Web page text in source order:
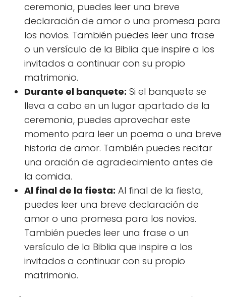
ceremonia, puedes leer una breve
declaración de amor o una promesa para
los novios. También puedes leer una frase
o un versículo de la Biblia que inspire a los
invitados a continuar con su propio
matrimonio.
Durante el banquete: Si el banquete se
lleva a cabo en un lugar apartado de la
ceremonia, puedes aprovechar este
momento para leer un poema o una breve
historia de amor. También puedes recitar
una oración de agradecimiento antes de
la comida.
Al final de la fiesta: Al final de la fiesta,
puedes leer una breve declaración de
amor o una promesa para los novios.
También puedes leer una frase o un
versículo de la Biblia que inspire a los
invitados a continuar con su propio
matrimonio.